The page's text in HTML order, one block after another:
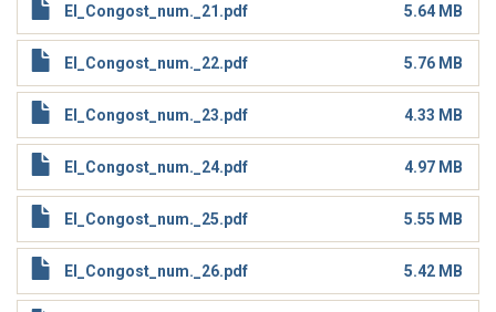
El_Congost_num._21.pdf 5.64 MB
El_Congost_num._22.pdf 5.76 MB
El_Congost_num._23.pdf 4.33 MB
El_Congost_num._24.pdf 4.97 MB
El_Congost_num._25.pdf 5.55 MB
El_Congost_num._26.pdf 5.42 MB